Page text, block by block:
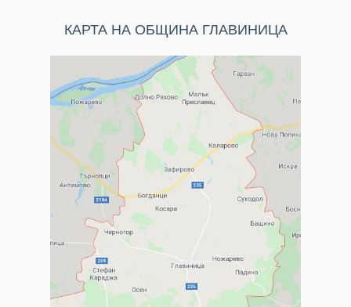
КАРТА НА ОБЩИНА ГЛАВИНИЦА